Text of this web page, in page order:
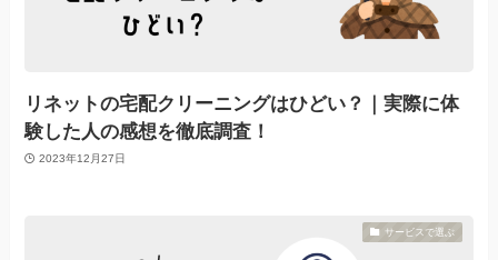
リネットの宅配クリーニングはひどい？｜実際に体
験した人の感想を徹底調査！
2023年12月27日
サービスで選ぶ